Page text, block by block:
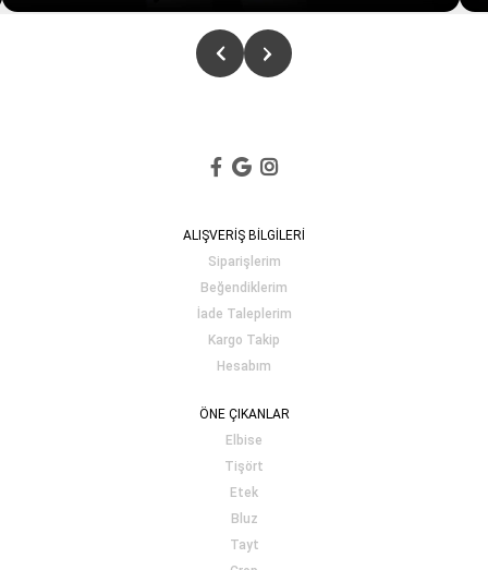
ALIŞVERİŞ BİLGİLERİ
Siparişlerim
Beğendiklerim
İade Taleplerim
Kargo Takip
Hesabım
ÖNE ÇIKANLAR
Elbise
Tişört
Etek
Bluz
Tayt